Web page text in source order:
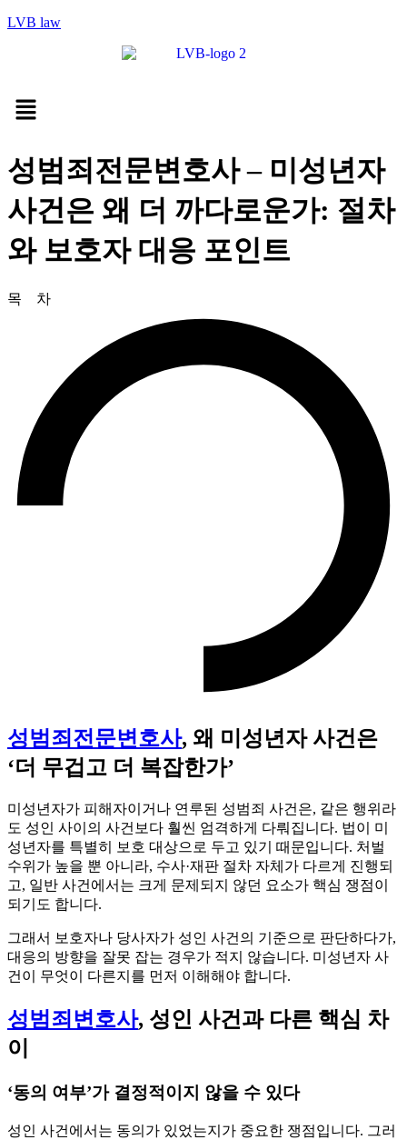
LVB law
Menu
성범죄전문변호사 – 미성년자
사건은 왜 더 까다로운가: 절차
와 보호자 대응 포인트
목 차
성범죄전문변호사, 왜 미성년자 사건은
‘더 무겁고 더 복잡한가’
미성년자가 피해자이거나 연루된 성범죄 사건은, 같은 행위라
도 성인 사이의 사건보다 훨씬 엄격하게 다뤄집니다. 법이 미
성년자를 특별히 보호 대상으로 두고 있기 때문입니다. 처벌
수위가 높을 뿐 아니라, 수사·재판 절차 자체가 다르게 진행되
고, 일반 사건에서는 크게 문제되지 않던 요소가 핵심 쟁점이
되기도 합니다.
그래서 보호자나 당사자가 성인 사건의 기준으로 판단하다가,
대응의 방향을 잘못 잡는 경우가 적지 않습니다. 미성년자 사
건이 무엇이 다른지를 먼저 이해해야 합니다.
성범죄변호사, 성인 사건과 다른 핵심 차
이
‘동의 여부’가 결정적이지 않을 수 있다
성인 사건에서는 동의가 있었는지가 중요한 쟁점입니다. 그러